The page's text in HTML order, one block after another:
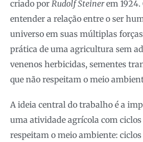
criado por Rudolf Steinerem 1924.
entender a relação entre o ser
universo em suas múltiplas
prática de uma agricultura sem
venenos herbicidas, sementes
que não respeitam o meio
A ideia central do trabalho é a
uma atividade agrícola com
respeitam o meio ambiente: